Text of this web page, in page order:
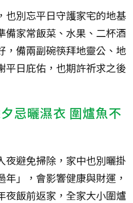
也別忘平日守護家宅的地基
備家常飯菜、水果、二杯酒
，備兩副碗筷拜地靈公、地
平日庇佑，也期許祈求之後
忌曬濕衣 圍爐魚不
夜避免掃除，家中也別曬掛
」，會影響健康與財運，
夜飯前返家，全家大小圍爐